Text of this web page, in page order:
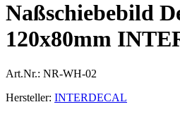
Naßschiebebild
120x80mm
Art.Nr.: NR-WH-02
Hersteller: INTERDECAL